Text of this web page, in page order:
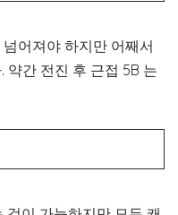
어져야 하지만 어째서
약간 전진 후 근접 5B 는